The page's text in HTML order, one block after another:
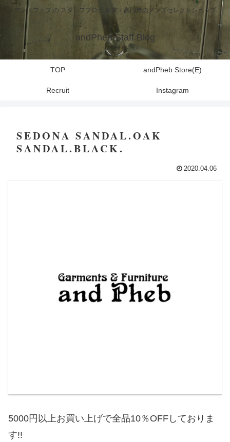
アンドフェブ の スタッフブログ 東京・高円寺のメンズセレクトショップ
andPheb Staff Blog
TOP andPheb Store(E)
Recruit Instagram
SEDONA SANDAL.OAK
SANDAL.BLACK.
2020.04.06
5000円以上お買い上げで全品10％OFFしておりま
す!!